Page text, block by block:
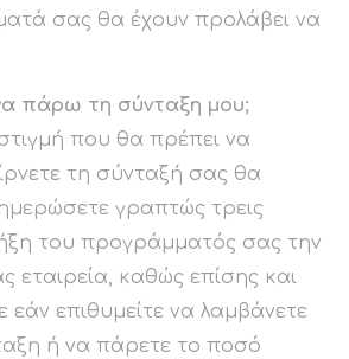
σας θα έχουν προλάβει να
πάρω τη σύνταξη μου;
που θα πρέπει να
τη σύνταξή σας θα
γραπτώς τρεις
του προγράμματός σας την
εταιρεία, καθώς επίσης και
εάν επιθυμείτε να λαμβάνετε
ή να πάρετε το ποσό